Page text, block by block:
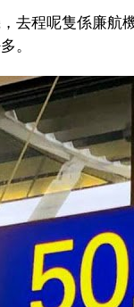
去程呢隻係廉航
。